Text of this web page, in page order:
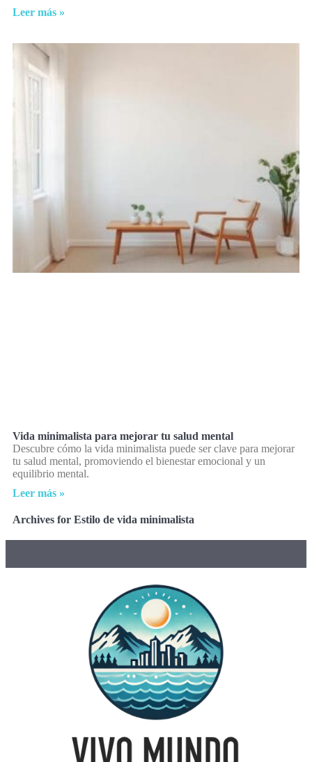
Leer más »
Vida minimalista para mejorar tu salud mental
Descubre cómo la vida minimalista puede ser clave para mejorar
tu salud mental, promoviendo el bienestar emocional y un
equilibrio mental.
Leer más »
Archives for Estilo de vida minimalista